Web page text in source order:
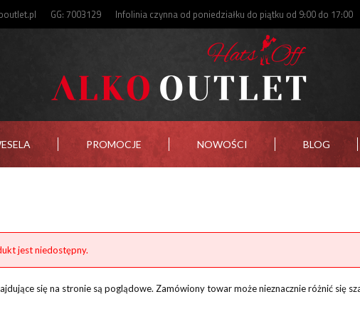
GG: 7003129 Infolinia czynna od poniedziałku do piątku od 9:00 do 17:00
PROMOCJE NOWOŚCI BLOG
jest niedostępny.
się na stronie są poglądowe. Zamówiony towar może nieznacznie różnić się